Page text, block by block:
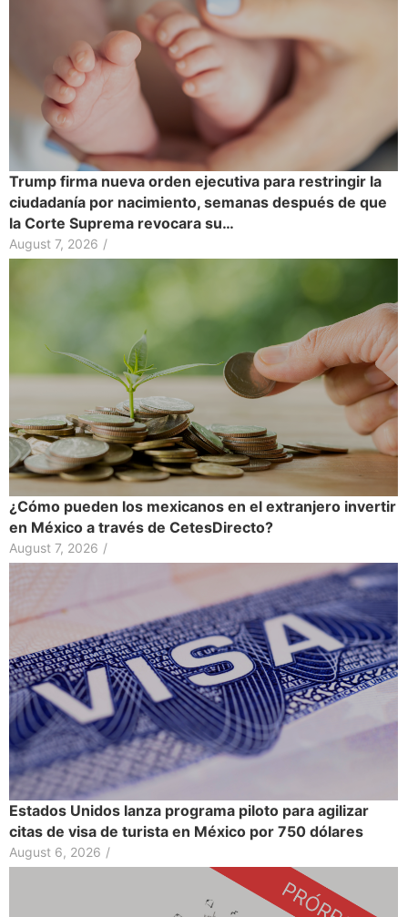
Trump firma nueva orden ejecutiva para restringir la
ciudadanía por nacimiento, semanas después de que
la Corte Suprema revocara su…
August 7, 2026 /
¿Cómo pueden los mexicanos en el extranjero invertir
en México a través de CetesDirecto?
August 7, 2026 /
Estados Unidos lanza programa piloto para agilizar
citas de visa de turista en México por 750 dólares
August 6, 2026 /